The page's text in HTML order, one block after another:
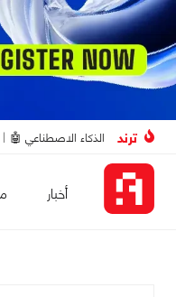
ترند الذكاء الاصطناعي 🤖
أخبار